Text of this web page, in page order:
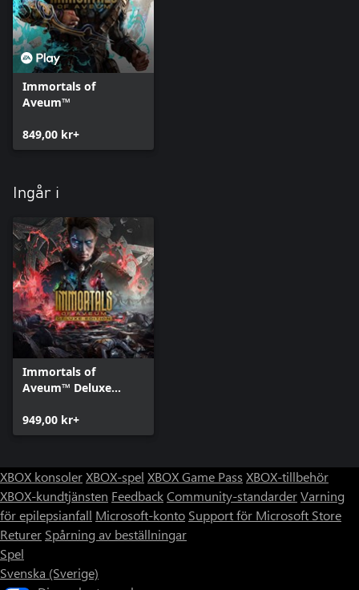
Immortals of
Aveum™
849,00 kr+
Ingår i
Immortals of
Aveum™ Deluxe
949,00 kr+
XBOX konsolerXBOX-spel XBOX Game Pass XBOX-tillbehör
XBOX-kundtjänsten FeedbackCommunity-standarderVarning
för epilepsianfall Microsoft-konto Support för Microsoft Store
Returer Spårning av beställningar
Spel
Svenska (Sverige)